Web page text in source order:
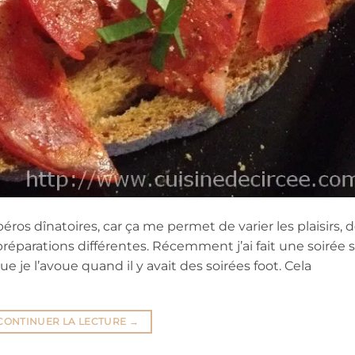
dînatoires, car ça me permet de varier les plaisirs,
différentes. Récemment j’ai fait une soirée
je l’avoue quand il y avait des soirées foot. Cela
LA LECTURE →